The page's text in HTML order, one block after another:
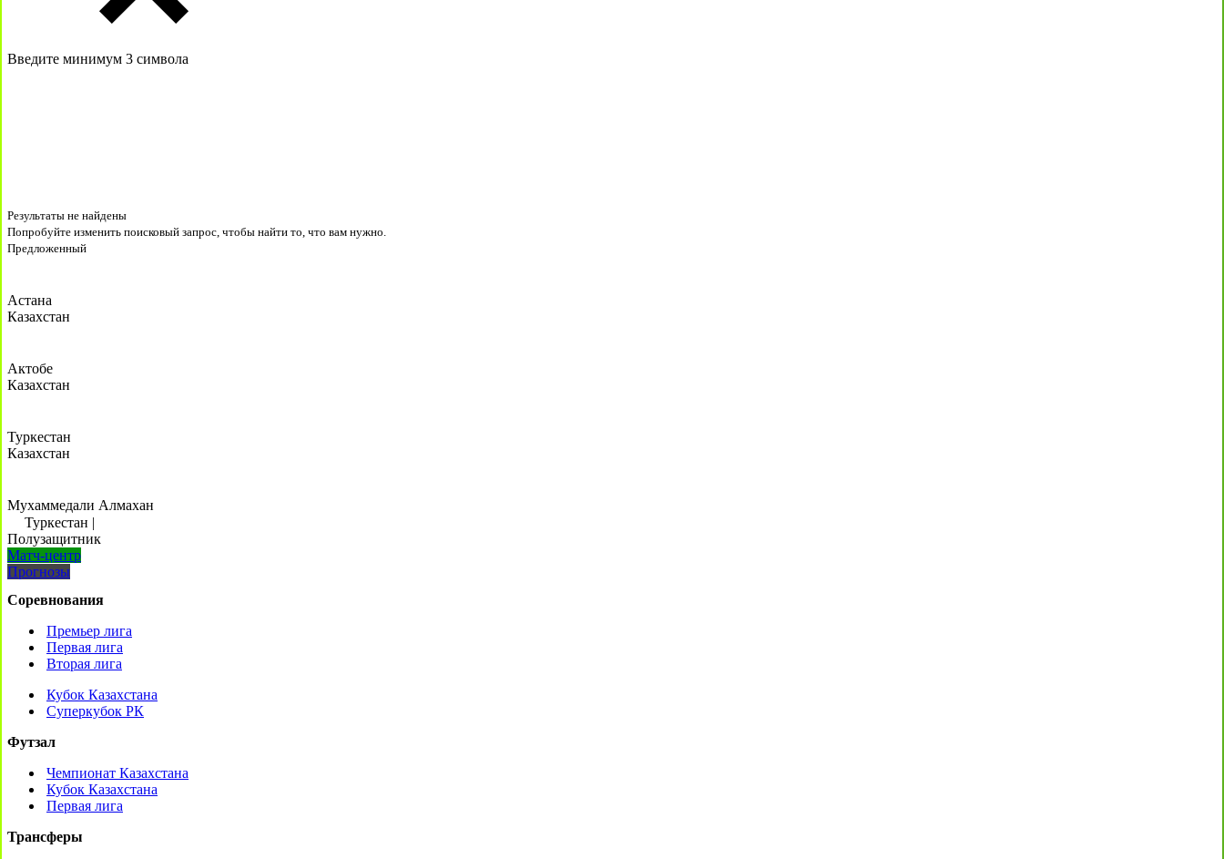
Введите минимум 3 символа
Результаты не найдены
Попробуйте изменить поисковый запрос, чтобы найти то, что вам нужно.
Предложенный
Астана
Казахстан
Актобе
Казахстан
Туркестан
Казахстан
Мухаммедали Алмахан
Туркестан |
Полузащитник
Матч-центр
Прогнозы
Соревнования
Премьер лига
Первая лига
Вторая лига
Кубок Казахстана
Суперкубок РК
Футзал
Чемпионат Казахстана
Кубок Казахстана
Первая лига
Трансферы